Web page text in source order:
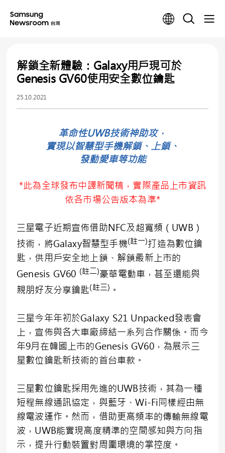
解鎖全新體驗：Galaxy用戶現可於
Genesis GV60使用安全數位鑰匙
25.10.2021
革命性UWB技術神助攻，
實現以智慧型手機解鎖、上鎖、
發動愛車等功能
*此為全球發布中譯新聞稿，實際產品上市資訊
依各市場公告版本為準*
三星電子近期宣佈借助NFC及超寬頻（UWB）
技術，將Galaxy智慧型手機(註一)打造為數位鑰
匙，供用戶安全地上鎖、解鎖最新上市的
Genesis GV60 (註二)豪華電動車，甚至還能與
親朋好友分享鑰匙(註三) 。
三星今年年初於Galaxy S21 Unpacked發表會
上，宣佈與各大車廠締結一系列合作關係。而今
年9月在韓國上市的Genesis GV60，為展示三
星數位鑰匙新技術的首台車款。
三星數位鑰匙採用先進的UWB技術，其為一種
短程無線通訊協定，與藍牙、Wi-Fi同樣經由無
線電波運作。然而，借助更高頻率的傳輸無線電
波，UWB能實現高度精準的空間感知與方向指
示，提升行動裝置對周圍環境的掌控度。